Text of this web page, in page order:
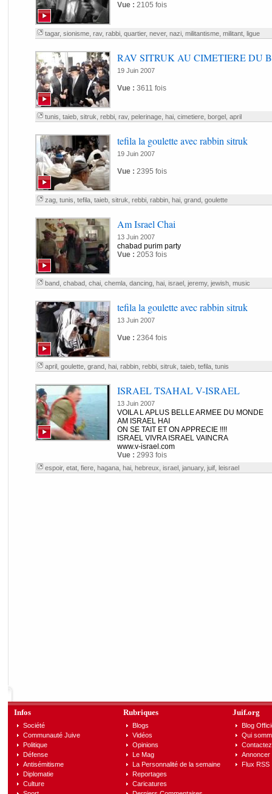
Vue : 2105 fois
tagar, sionisme, rav, rabbi, quartier, never, nazi, militantisme, militant, ligue
RAV SITRUK AU CIMETIERE DU
19 Juin 2007
Vue : 3611 fois
tunis taieb, sitruk rebbi, rav, pelerinage, hai, cimetiere, borgel, april
tefila la goulette avec rabbin sitruk
19 Juin 2007
Vue : 2395 fois
zag, tunis tefila, taieb, sitruk rebbi, rabbin, hai, grand, goulette
Am Israel Chai
13 Juin 2007
chabad purim party
Vue : 2053 fois
band, chabad, chai, chemla, dancing, hai, israel, jeremy, jewish, music
tefila la goulette avec rabbin sitruk
13 Juin 2007
Vue : 2364 fois
april, goulette, grand, hai, rabbin, rebbi, sitruk taieb, tefila, tunis
ISRAEL TSAHAL V-ISRAEL
13 Juin 2007
VOILA L APLUS BELLE ARMEE DU MONDE
AM ISRAEL HAI
ON SE TAIT ET ON APPRECIE !!!!
ISRAEL VIVRA ISRAEL VAINCRA
www.v-israel.com
Vue : 2993 fois
espoir, etat, fiere, hagana, hai, hebreux israel, january, juif, leisrael
Infos
Société
Communauté Juive
Politique
Défense
Antisémitisme
Diplomatie
Culture
Rubriques
Blogs
Vidéos
Opinions
Le Mag
La Personnalité de la semaine
Reportages
Caricatures
Juif.org
Blog
Qui
Annoncer
Flux RSS